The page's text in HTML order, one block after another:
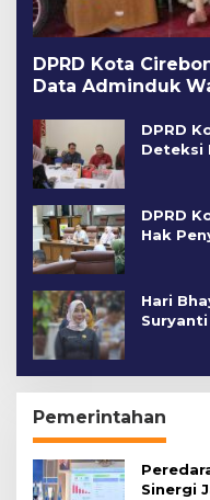
DPRD Kota
Data Adminduk
DPRD
Deteksi
DPRD
Hak
Hari
Pemerintahan
Sinergi